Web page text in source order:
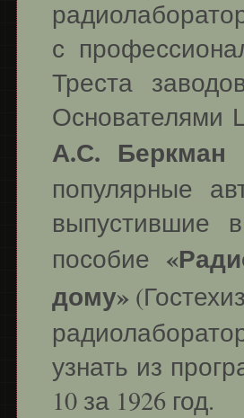
с
Треста
Основателями
А.С. Беркман
популярные
выпустившие
пособие
дому»
узнать из
10 за 1926 год.